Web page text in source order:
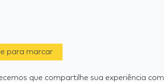
para marcar
que compartilhe sua experiência com